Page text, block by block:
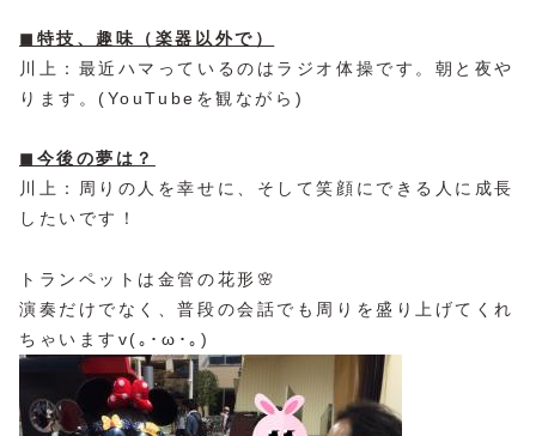
◼︎特技、趣味（楽器以外で）
川上：最近ハマっているのはラジオ体操です。朝と夜や
ります。(YouTubeを観ながら)
◼︎今後の夢は？
川上：周りの人を幸せに、そして笑顔にできる人に成長
したいです！
トランペットは金管の花形🌸
演奏だけでなく、普段の会話でも周りを盛り上げてくれ
ちゃいますv(｡･ω･｡)